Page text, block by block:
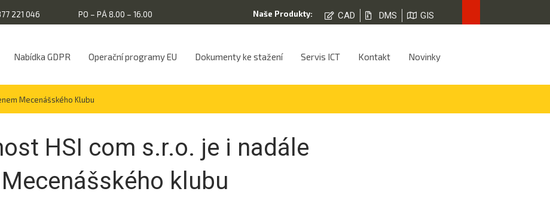
221 046 PO – PÁ 8.00 – 16.00 Naše Produkty: CAD DMS GIS
Nabídka GDPR Operační programy EU Dokumenty ke stažení Servis ICT Kontakt Novinky
Mecenášského Klubu
HSI com s.r.o. je i nadále
klubu